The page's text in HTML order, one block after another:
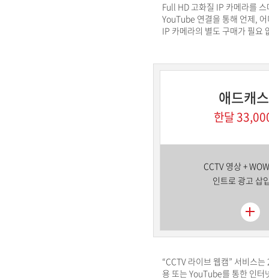
Full HD 고화질 IP 카메라를
YouTube 연결을 통해 언제,
IP 카메라의 별도 구매가 필요
애드캐
한달
CCTV 영상 +
인트로 광고 삽
“CCTV 라이브 웹캠” 서비스
용 또는 YouTube를 통한 인터